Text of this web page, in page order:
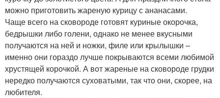
можно приготовить жареную курицу с ананасами.
Чаще всего на сковороде готовят куриные окорочка,
бедрышки либо голени, однако не менее вкусными
получаются на ней и ножки, филе или крылышки –
именно они гораздо лучше покрываются всеми любимой
хрустящей корочкой. А вот жареные на сковороде грудки
нередко получаются суховатыми, так что они, скорее, на
любителя.